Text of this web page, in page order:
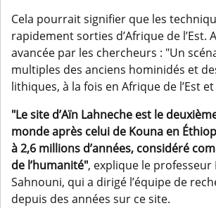
Cela pourrait signifier que les
rapidement sorties d’Afrique de l’Est.
avancée par les chercheurs : "Un
multiples des anciens hominidés et
lithiques, à la fois en Afrique de l’Est
"Le site d’Aïn Lahneche est le
monde après celui de Kouna en
à 2,6 millions d’années, considéré
de l’humanité", explique le professeur
Sahnouni, qui a dirigé l’équipe de
depuis des années sur ce site.